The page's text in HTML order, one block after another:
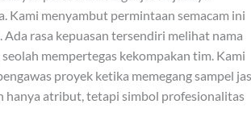
Kami menyambut permintaan semacam ini
rasa kepuasan tersendiri melihat nama
mempertegas kekompakan tim. Kami
proyek ketika memegang sampel jas
hanya atribut, tetapi simbol profesionalitas